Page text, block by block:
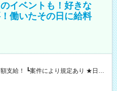
イベントも！好きな
働いたその日に給料
たその日に現金GET♪ お仕事後はコ
とせます！ 【試用期間】試